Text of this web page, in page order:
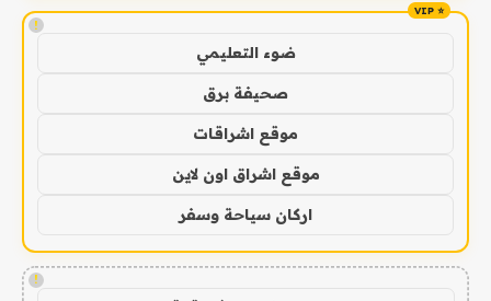
!
ضوء التعليمي
صحيفة برق
موقع اشراقات
موقع اشراق اون لاين
اركان سياحة وسفر
!